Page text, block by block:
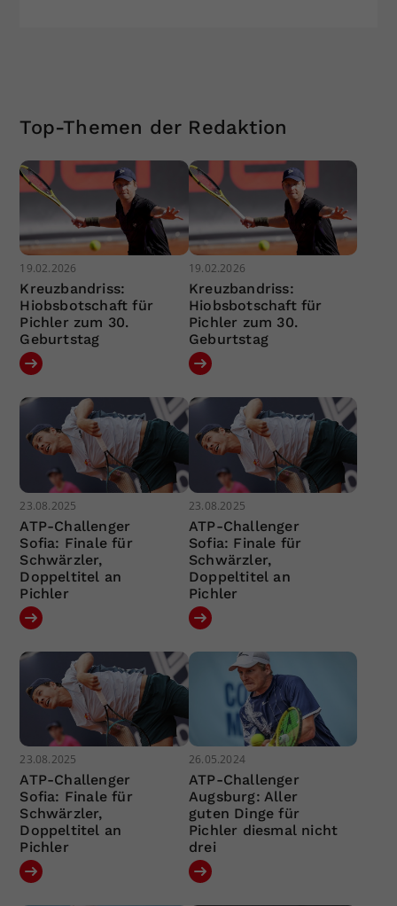
Top-Themen der Redaktion
19.02.2026
Kreuzbandriss:
Hiobsbotschaft für
Pichler zum 30.
Geburtstag
19.02.2026
Kreuzbandriss:
Hiobsbotschaft für
Pichler zum 30.
Geburtstag
23.08.2025
ATP-Challenger
Sofia: Finale für
Schwärzler,
Doppeltitel an
Pichler
23.08.2025
ATP-Challenger
Sofia: Finale für
Schwärzler,
Doppeltitel an
Pichler
23.08.2025
ATP-Challenger
Sofia: Finale für
Schwärzler,
Doppeltitel an
Pichler
26.05.2024
ATP-Challenger
Augsburg: Aller
guten Dinge für
Pichler diesmal nicht
drei